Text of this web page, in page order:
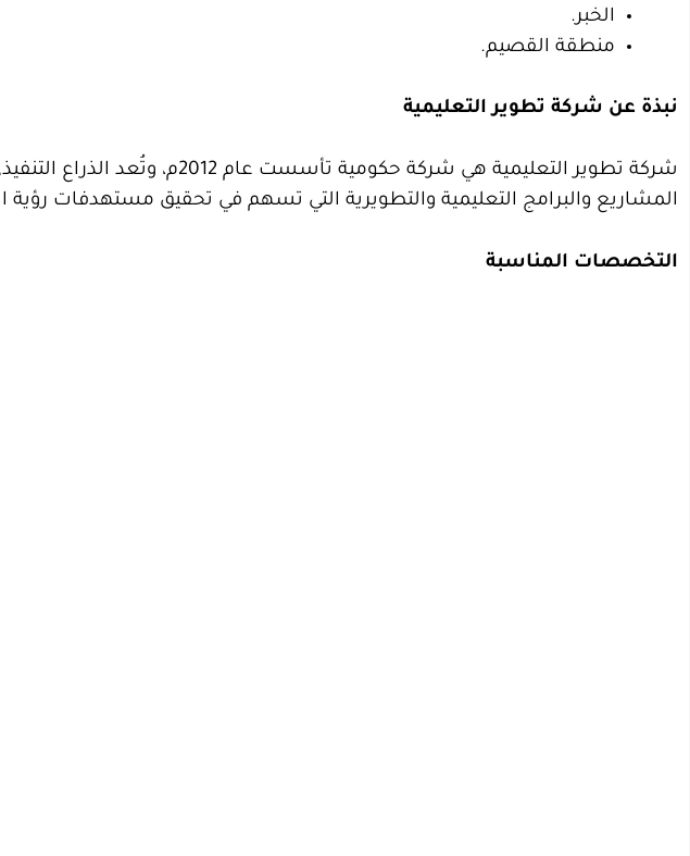
الخبر.
منطقة القصيم.
نبذة عن شركة تطوير التعليمية
شركة تطوير التعليمية هي شركة حكومية
المشاريع والبرامج التعليمية والتطويرية التي تسهم في تحقيق مستهدفات رؤية
التخصصات المناسبة